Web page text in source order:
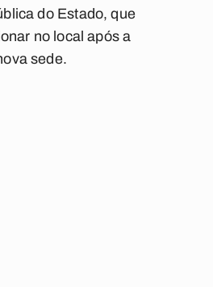
do Estado, que
no local após a
sede.